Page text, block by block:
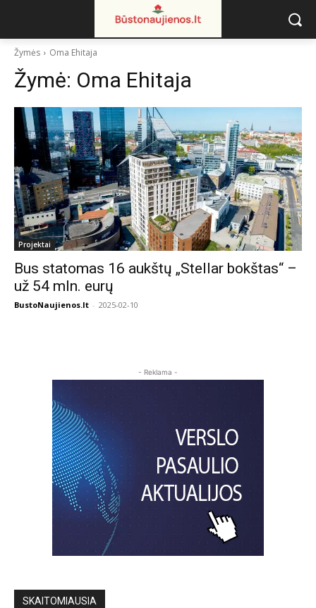
Žymės Oma Ehitaja
Žymė: Oma Ehitaja
Projektai
Bus statomas 16 aukštų „Stellar bokštas“ –
už 54 mln. eurų
BustoNaujienos.lt - 2025-02-10
- Reklama -
SKAITOMIAUSIA